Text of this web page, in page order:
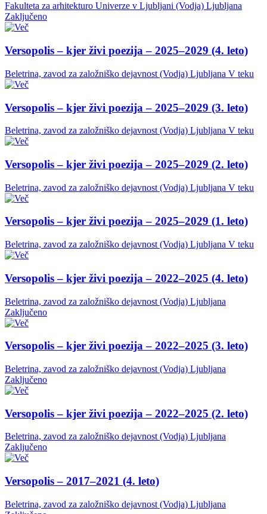
Fakulteta za arhitekturo Univerze v Ljubljani (Vodja) Ljubljana
Zaključeno
Versopolis – kjer živi poezija – 2025–2029 (4. leto)
Beletrina, zavod za založniško dejavnost (Vodja) Ljubljana V teku
Versopolis – kjer živi poezija – 2025–2029 (3. leto)
Beletrina, zavod za založniško dejavnost (Vodja) Ljubljana V teku
Versopolis – kjer živi poezija – 2025–2029 (2. leto)
Beletrina, zavod za založniško dejavnost (Vodja) Ljubljana V teku
Versopolis – kjer živi poezija – 2025–2029 (1. leto)
Beletrina, zavod za založniško dejavnost (Vodja) Ljubljana V teku
Versopolis – kjer živi poezija – 2022–2025 (4. leto)
Beletrina, zavod za založniško dejavnost (Vodja) Ljubljana
Zaključeno
Versopolis – kjer živi poezija – 2022–2025 (3. leto)
Beletrina, zavod za založniško dejavnost (Vodja) Ljubljana
Zaključeno
Versopolis – kjer živi poezija – 2022–2025 (2. leto)
Beletrina, zavod za založniško dejavnost (Vodja) Ljubljana
Zaključeno
Versopolis – 2017–2021 (4. leto)
Beletrina, zavod za založniško dejavnost (Vodja) Ljubljana